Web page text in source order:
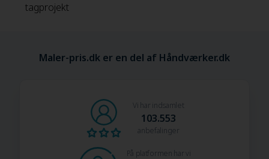
tagprojekt
Maler-pris.dk er en del af Håndværker.dk
Vi har indsamlet
103.553
anbefalinger
På platformen har vi